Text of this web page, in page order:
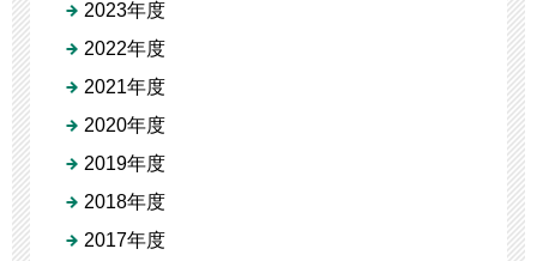
2023年度
2022年度
2021年度
2020年度
2019年度
2018年度
2017年度